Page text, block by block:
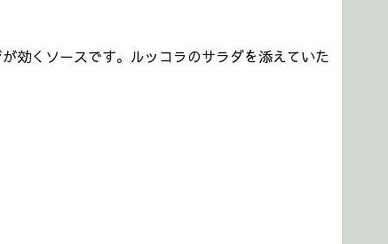
効くソースです。ルッコラのサラダを添えていた